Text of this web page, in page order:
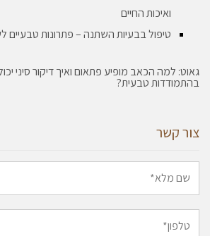
ואיכות החיים
טיפול בבעיות השתנה – פתרונות טבעיים
גאוט: למה הכאב מופיע פתאום ואיך דיקור סיני
בהתמודדות טבעית?
צור קשר